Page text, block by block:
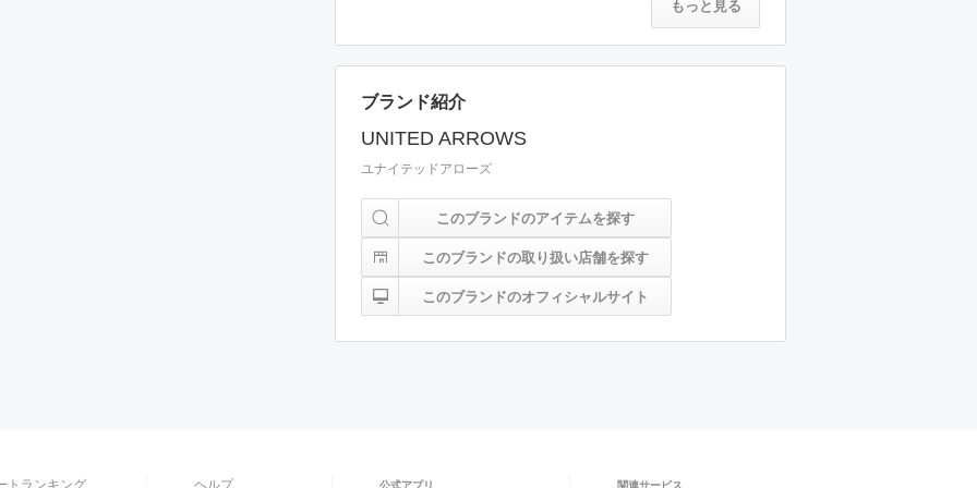
もっと見る
ブランド紹介
UNITED ARROWS
ユナイテッドアローズ
このブランドのアイテムを探す
このブランドの取り扱い店舗を探す
このブランドのオフィシャルサイト
トランキング ヘルプ 公式アプリ 関連サービス